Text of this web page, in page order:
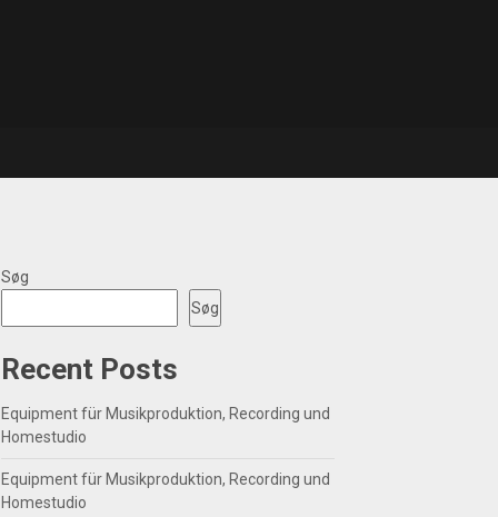
Søg
Søg
Recent Posts
Equipment für Musikproduktion, Recording und
Homestudio
Equipment für Musikproduktion, Recording und
Homestudio